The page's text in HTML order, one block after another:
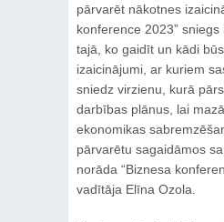
pārvarēt nākotnes
konference 2023”
tajā, ko gaidīt un kādi
izaicinājumi, ar kuriem
sniedz virzienu, kurā
darbības plānus, lai
ekonomikas
pārvarētu sagaidāmos
norāda “Biznesa
vadītāja Elīna Ozola.